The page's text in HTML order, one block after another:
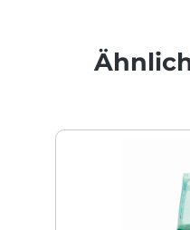
Produktgalerie